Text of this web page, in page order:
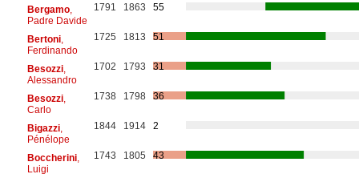
Bergamo,
Padre Davide
1791 1863 55
Bertoni,
Ferdinando
1725 1813 51
Besozzi,
Alessandro
1702 1793 31
Besozzi,
Carlo
1738 1798 36
Bigazzi,
Pénélope
1844 1914 2
Boccherini,
Luigi
1743 1805 43